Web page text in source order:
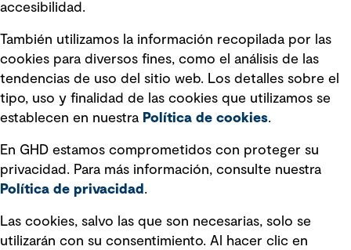
Declaraciones de Políticas
Declaración sobre la esclavitud
moderna
Información sobre fraude detectado en
mensajes y avisos
Estándar de accesibilidad
Gestión de la Integridad
Marketing y comunicaciones
Vendors
accesibilidad.
También utilizamos la información recopilada por las
cookies para diversos fines, como el análisis de las
tendencias de uso del sitio web. Los detalles sobre el
tipo, uso y finalidad de las cookies que utilizamos se
establecen en nuestra Política de cookies.
En GHD estamos comprometidos con proteger su
privacidad. Para más información, consulte nuestra
Política de privacidad .
Las cookies, salvo las que son necesarias, solo se
utilizarán con su consentimiento. Al hacer clic en